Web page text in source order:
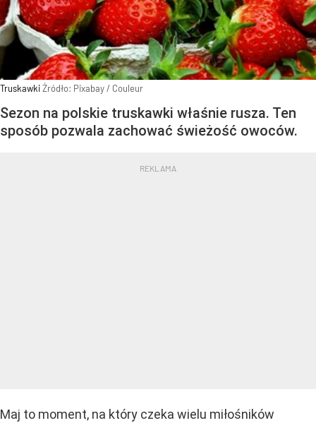
TruskawkiŹródło: Pixabay/ Couleur
Sezon na polskie truskawki właśnie rusza. Ten
sposób pozwala zachować świeżość owoców.
Maj to moment, na który czeka wielu miłośników